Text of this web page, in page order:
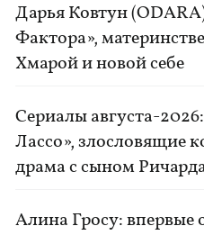
Дарья Ковтун
Фактора»,
Хмарой и новой себе
Сериалы августа-
Лассо», злословящие
драма с сыном
Алина Гросу: